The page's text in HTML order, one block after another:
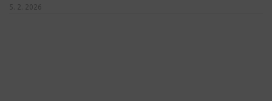
5. 2. 2026